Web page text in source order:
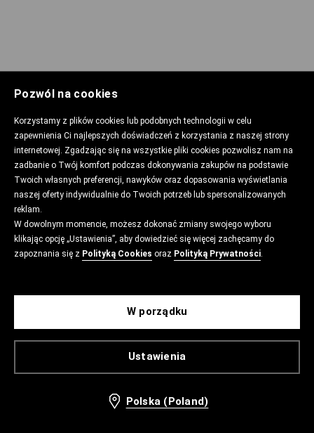
Pozwól na cookies
Korzystamy z plików cookies lub podobnych technologii w celu
zapewnienia Ci najlepszych doświadczeń z korzystania z naszej strony
internetowej. Zgadzając się na wszystkie pliki cookies pozwolisz nam na
zadbanie o Twój komfort podczas dokonywania zakupów na podstawie
Twoich własnych preferencji, nawyków oraz dopasowania wyświetlania
naszej oferty indywidualnie do Twoich potrzeb lub spersonalizowanych
reklam.
W dowolnym momencie, możesz dokonać zmiany swojego wyboru
klikając opcję „Ustawienia”, aby dowiedzieć się więcej zachęcamy do
zapoznania się z Polityką Cookies oraz Polityką Prywatności.
Ustawienia
W porządku
Polska (Poland)